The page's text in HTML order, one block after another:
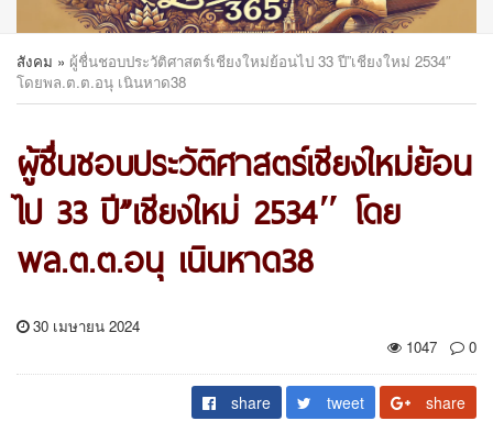
สังคม » ผู้ชื่นชอบประวัติศาสตร์เชียงใหม่ย้อนไป 33 ปี”เชียงใหม่ 2534″
โดยพล.ต.ต.อนุ เนินหาด38
ผู้ชื่นชอบประวัติศาสตร์เชียงใหม่ย้อน
ไป 33 ปี”เชียงใหม่ 2534″ โดย
พล.ต.ต.อนุ เนินหาด38
30 เมษายน 2024
1047
0
share tweet share